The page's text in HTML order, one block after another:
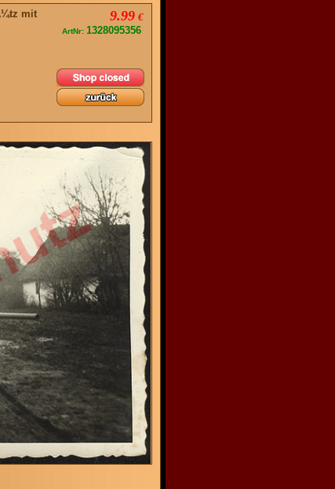
mit
9.99 €
ArtNr: 1328095356